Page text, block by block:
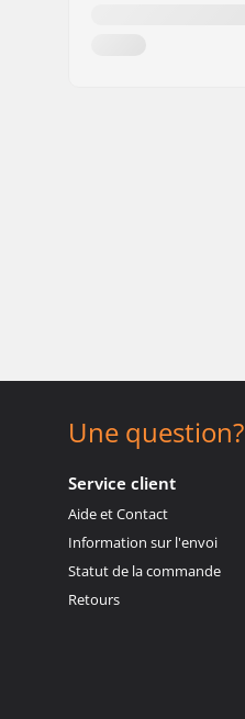
Une question?
Service client
Aide et Contact
Information sur l'envoi
Statut de la commande
Retours